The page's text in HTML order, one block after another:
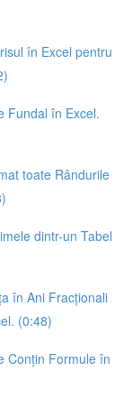
în Excel pentru
Fundal în Excel.
toate Rândurile
dintr-un Tabel
în Ani Fracționali
(0:48)
Conțin Formule în